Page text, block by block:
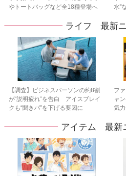
やトートバッグなど全18種登場へ
水”
ライフ 最新
【調査】ビジネスパーソンの約8割
が“説明疲れ”を告白 アイスブレイ
クも“聞きパ”を下げる要因に
フ
ャ
気
アイテム 最新